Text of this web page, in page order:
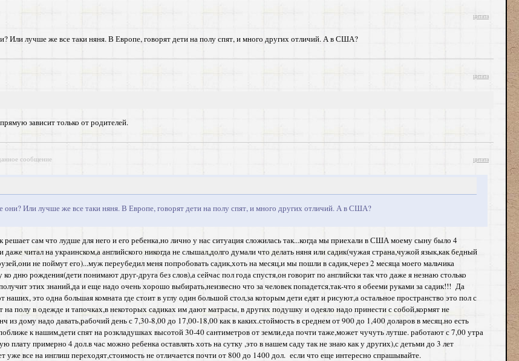
цитата
Или лучше же все таки няня. В Европе, говорят дети на полу спят, и много других отличий. А в США?
цитата
зависит только от родителей.
сообщение цитата
они? Или лучше же все таки няня. В Европе, говорят дети на полу спят, и много других отличий. А в США?
сам что лудше для него и его ребенка,но лично у нас ситуация сложилась так...когда мы приехали в США моему сыну было 4
читал на украинском,а английского никогда не слышал,долго думали что делать няня или садик(чужая страна,чужой язык,как бедный
не поймут его)...муж переубедил меня попробовать садик,хоть на месяц,и мы пошли в садик,через 2 месяца моего мальчика
дню рождения(дети понимают друг-друга без слов),а сейчас пол года спустя,он говорит по английски так что даже я незнаю столько
этих знаний,да и еще надо очень хорошо выбирать,неизвесно что за человек попадется,так-что я обееми руками за садик!!! Да
наших, это одна большая комната где стоит в углу один большой стол,за которым дети едят и рисуют,а остальное пространство это пол с
на полу в одежде и тапочках,в некоторых садиках им дают матрасы, в других подушку и одеяло надо принести с собой,кормят не
из дому надо давать,рабочий день с 7,30-8,00 до 17,00-18,00 как в каких.стоймость в среднем от 900 до 1,400 доларов в месяц.но есть
к нашим,дети спят на розкладушках высотой 30-40 сантиметров от земли,еда почти таже,может чучуть лутше. работают с 7,00 утра
плату примерно 4 дол.в час можно ребенка оставлять хоть на сутку ,это в нашем саду так не знаю как у других),с детьми до 3 лет
уже все на инглиш переходят,стоимость не отличается почти от 800 до 1400 дол. если что еще интересно спрашывайте.